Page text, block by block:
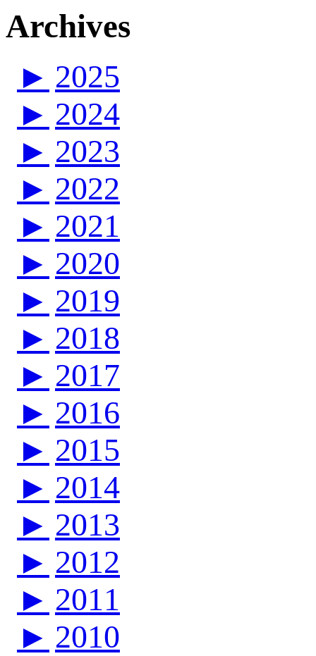
Archives
► 2025
► 2024
► 2023
► 2022
► 2021
► 2020
► 2019
► 2018
► 2017
► 2016
► 2015
► 2014
► 2013
► 2012
► 2011
► 2010